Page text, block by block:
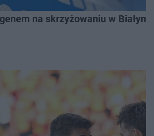
na skrzyżowaniu w